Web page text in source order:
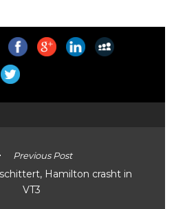
Previous Post
schittert, Hamilton crasht in
VT3